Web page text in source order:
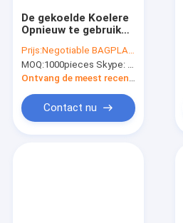
De gekoelde Koelere
Opnieuw te gebruiken
Siliconevoedsel, van
de de Container het
Luchtdichte
Behoudsopslag
pakket van de
Prijs:Negotiable BAGPLASTICS@YAHOO.COM
MOQ:1000pieces Skype: mydearneil
Ontvang de meest recente Prijs
Contact nu